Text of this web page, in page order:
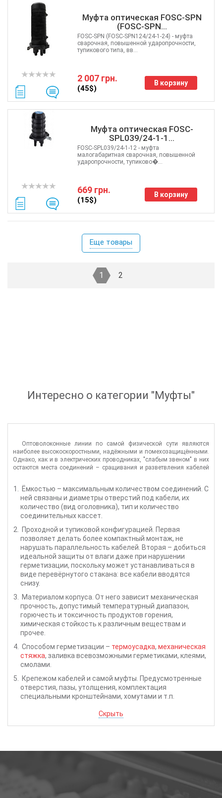
Муфта оптическая FOSC-SPN
(FOSC-SPN...
2 007 грн.
(45$)
В корзину
FOSC-SPN (FOSC-SPN124/24-1-24) - муфта
сварочная, повышенной ударопрочности,
тупикового типа, вв...
Муфта оптическая FOSC-
SPL039/24-1-1...
669 грн.
(15$)
В корзину
FOSC-SPL039/24-1-12 - муфта
малогабаритная сварочная, повышенной
ударопрочности, тупиково�...
Еще товары
1 2
Интересно о категории " Муфты"
Оптоволоконные линии по самой физической сути являются
наиболее высокоскоростными, надёжными и помехозащищёнными.
Однако, как и в электрических проводниках, "слабым звеном" в них
остаются места соединений – сращивания и разветвления кабелей
отдельная). Именно для обеспечения удобных и надёжных
соединенийоптических кабелей, а также их защиты от
механических, атмосферных и других воздействий служат
оптические муфты. Соответственно, от их качества (и корректности
монтажа) в значительной мере зависят эксплуатационные
В зависимости от необходимых параметров и области применения
оптические муфты различаются несколькими конструкционными
особенностями, которые следует рассматривать при выборе
оптимальной модели в каждом конкретном случае.
Ёмкостью – максимальным количеством соединений. С
ней связаны и диаметры отверстий под кабели, их
количество (вид оголовника), тип и количество
соединительных кассет.
Проходной и тупиковой конфигурацией. Первая
позволяет делать более компактный монтаж, не
нарушать параллельность кабелей. Вторая – добиться
идеальной защиты от влаги даже при нарушении
герметизации, поскольку может устанавливаться в
виде перевёрнутого стакана: все кабели вводятся
снизу.
Материалом корпуса. От него зависит механическая
прочность, допустимый температурный диапазон,
горючесть и токсичность продуктов горения,
химическая стойкость к различным веществам и
прочее.
Способом герметизации – термоусадка, механическая
стяжка, заливка всевозможными герметиками, клеями,
смолами.
Крепежом кабелей и самой муфты. Предусмотренные
отверстия, пазы, утолщения, комплектация
специальными кронштейнами, хомутами и т.п.
Скрыть